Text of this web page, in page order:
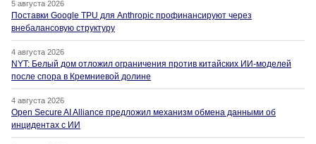
5 августа 2026
Поставки Google TPU для Anthropic профинансируют через
внебалансовую структуру
4 августа 2026
NYT: Белый дом отложил ограничения против китайских ИИ-моделей
после спора в Кремниевой долине
4 августа 2026
Open Secure AI Alliance предложил механизм обмена данными об
инцидентах с ИИ